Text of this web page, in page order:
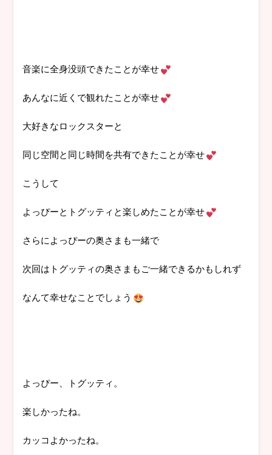
音楽に全身没頭できたことが幸せ
あんなに近くで観れたことが幸せ
大好きなロックスターと
同じ空間と同じ時間を共有できたことが幸せ
こうして
よっぴーとトグッティと楽しめたことが幸せ
さらによっぴーの奥さまも一緒で
次回はトグッティの奥さまもご一緒できるかもしれず
なんて幸せなことでしょう
よっぴー、トグッティ。
楽しかったね。
カッコよかったね。